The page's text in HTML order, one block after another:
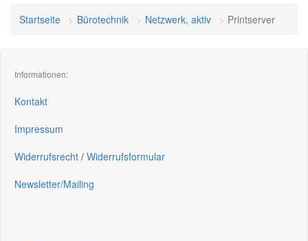
Startseite Bürotechnik Netzwerk, aktiv Printserver
Informationen:
Kontakt
Impressum
Widerrufsrecht / Widerrufsformular
Newsletter/Mailing